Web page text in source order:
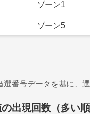
ゾーン1
ゾーン5
選番号データを基に、
出現回数（多い順